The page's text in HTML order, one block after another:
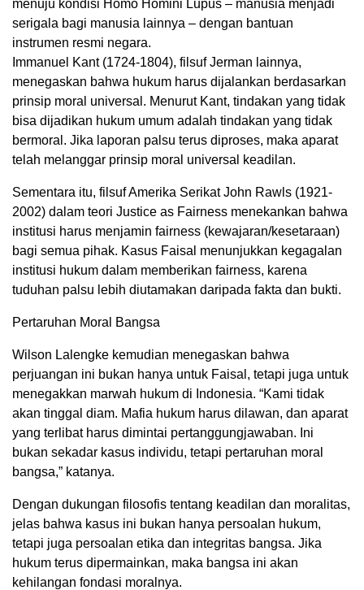
menuju kondisi Homo Homini Lupus – manusia menjadi
serigala bagi manusia lainnya – dengan bantuan
instrumen resmi negara.
Immanuel Kant (1724-1804), filsuf Jerman lainnya,
menegaskan bahwa hukum harus dijalankan berdasarkan
prinsip moral universal. Menurut Kant, tindakan yang tidak
bisa dijadikan hukum umum adalah tindakan yang tidak
bermoral. Jika laporan palsu terus diproses, maka aparat
telah melanggar prinsip moral universal keadilan.
Sementara itu, filsuf Amerika Serikat John Rawls (1921-
2002) dalam teori Justice as Fairness menekankan bahwa
institusi harus menjamin fairness (kewajaran/kesetaraan)
bagi semua pihak. Kasus Faisal menunjukkan kegagalan
institusi hukum dalam memberikan fairness, karena
tuduhan palsu lebih diutamakan daripada fakta dan bukti.
Pertaruhan Moral Bangsa
Wilson Lalengke kemudian menegaskan bahwa
perjuangan ini bukan hanya untuk Faisal, tetapi juga untuk
menegakkan marwah hukum di Indonesia. “Kami tidak
akan tinggal diam. Mafia hukum harus dilawan, dan aparat
yang terlibat harus dimintai pertanggungjawaban. Ini
bukan sekadar kasus individu, tetapi pertaruhan moral
bangsa,” katanya.
Dengan dukungan filosofis tentang keadilan dan moralitas,
jelas bahwa kasus ini bukan hanya persoalan hukum,
tetapi juga persoalan etika dan integritas bangsa. Jika
hukum terus dipermainkan, maka bangsa ini akan
kehilangan fondasi moralnya.